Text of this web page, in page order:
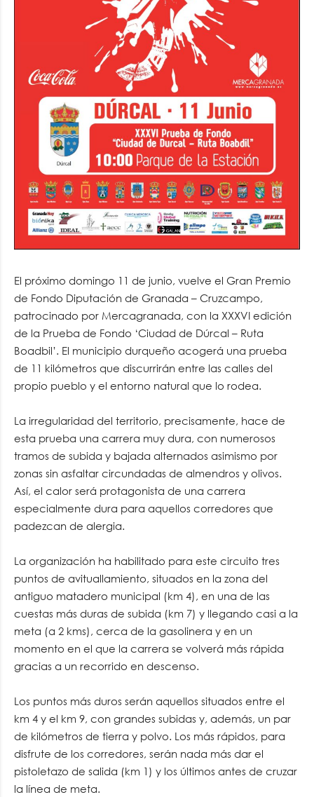
El próximo domingo 11 de junio, vuelve el Gran Premio
de Fondo Diputación de Granada – Cruzcampo,
patrocinado por Mercagranada, con la XXXVI edición
de la Prueba de Fondo ‘Ciudad de Dúrcal – Ruta
Boadbil’. El municipio durqueño acogerá una prueba
de 11 kilómetros que discurrirán entre las calles del
propio pueblo y el entorno natural que lo rodea.
La irregularidad del territorio, precisamente, hace de
esta prueba una carrera muy dura, con numerosos
tramos de subida y bajada alternados asimismo por
zonas sin asfaltar circundadas de almendros y olivos.
Así, el calor será protagonista de una carrera
especialmente dura para aquellos corredores que
padezcan de alergia.
La organización ha habilitado para este circuito tres
puntos de avituallamiento, situados en la zona del
antiguo matadero municipal (km 4), en una de las
cuestas más duras de subida (km 7) y llegando casi a la
meta (a 2 kms), cerca de la gasolinera y en un
momento en el que la carrera se volverá más rápida
gracias a un recorrido en descenso.
Los puntos más duros serán aquellos situados entre el
km 4 y el km 9, con grandes subidas y, además, un par
de kilómetros de tierra y polvo. Los más rápidos, para
disfrute de los corredores, serán nada más dar el
pistoletazo de salida (km 1) y los últimos antes de cruzar
la línea de meta.